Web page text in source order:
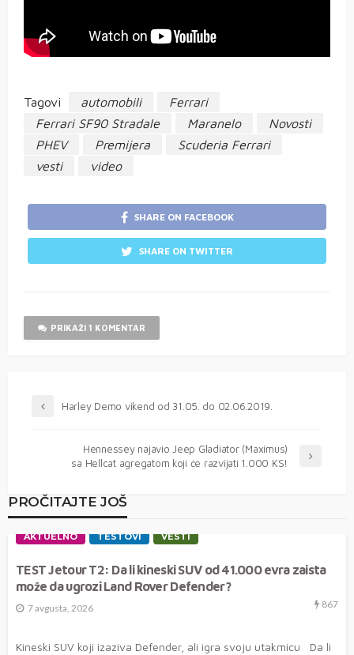
Tagovi automobili
Ferrari
Ferrari SF90 Stradale
Maranelo
Novosti
PHEV
Premijera
Scuderia Ferrari
vesti
video
SHARE ON FACEBOOK
SHARE ON TWITTER
PRIKAŽI 1 KOMENTAR
Harley Demo vikend od 31.05. do 02.06.2019.
Hennessey najavio Jeep Gladiator (Maximus)
sa Hellcat agregatom koji će razvijati 1.000 KS!
PROČITAJTE JOŠ
AKTUELNO TESTOVI VESTI
TEST Jetour T2: Da li kineski SUV od 41.000 evra zaista
može da ugrozi Land Rover Defender?
7 avgusta, 2026 867
Kineski SUV koji izaziva Defender, ali igra svoju utakmicu Da li